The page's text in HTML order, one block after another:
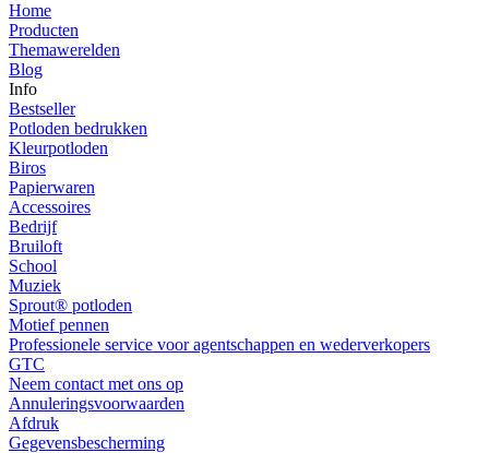
Home
Producten
Themawerelden
Blog
Info
Bestseller
Potloden bedrukken
Kleurpotloden
Biros
Papierwaren
Accessoires
Bedrijf
Bruiloft
School
Muziek
Sprout® potloden
Motief pennen
Professionele service voor agentschappen en wederverkopers
GTC
Neem contact met ons op
Annuleringsvoorwaarden
Afdruk
Gegevensbescherming